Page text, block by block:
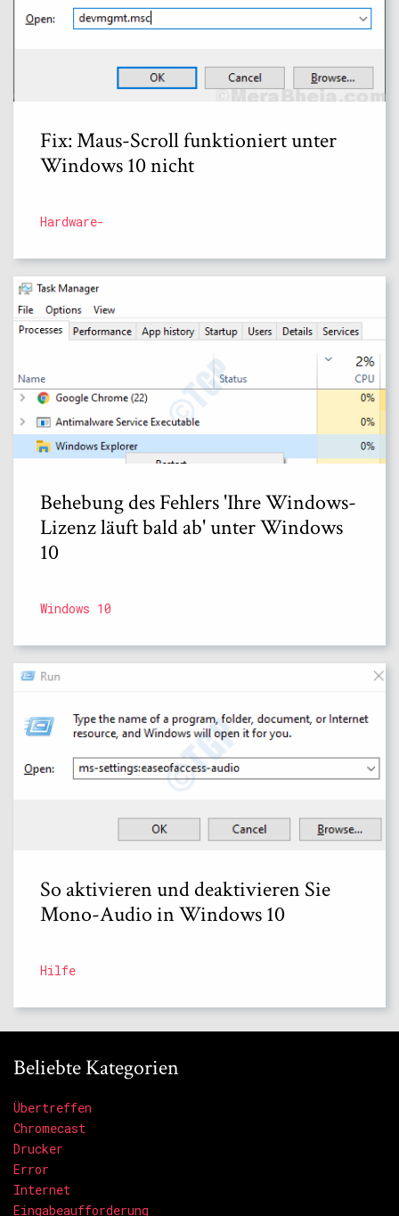
Fix: Maus-Scroll funktioniert unter
Windows 10 nicht
Hardware-
Behebung des Fehlers 'Ihre Windows-
Lizenz läuft bald ab' unter Windows
10
Windows 10
So aktivieren und deaktivieren Sie
Mono-Audio in Windows 10
Hilfe
Beliebte Kategorien
Übertreffen
Chromecast
Drucker
Error
Internet
Eingabeaufforderung